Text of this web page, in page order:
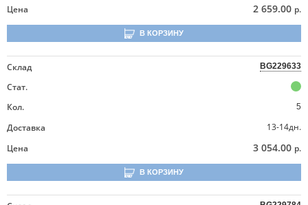
Цена
2 659.00 р.
В КОРЗИНУ
Склад BG229633
Стат.
Кол.
5
Доставка
13-14дн.
Цена
3 054.00 р.
В КОРЗИНУ